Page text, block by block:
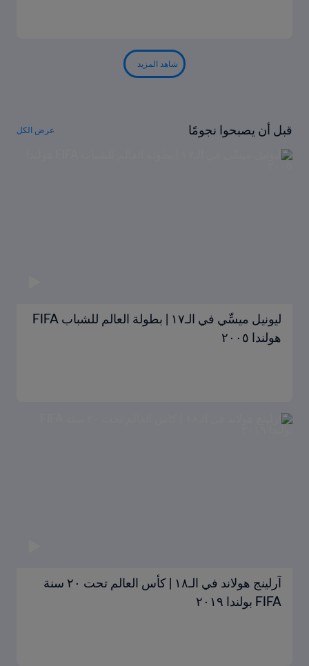
شاهد المزيد
قبل أن يصبحوا نجومًا عرض الكل
ليونيل ميسِّي في الـ١٧ | بطولة العالم للشباب FIFA
هولندا ٢٠٠٥
آرلينج هولاند في الـ١٨ | كأس العالم تحت ٢٠ سنة
FIFA بولندا ٢٠١٩